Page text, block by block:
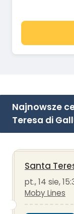
Najnowsze
Teresa di
Santa
pt., 14 sie,
Moby Lines